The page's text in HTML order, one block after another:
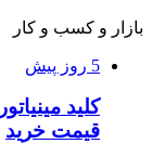
بازار و کسب و کار
5 روز پیش
قیمت خرید